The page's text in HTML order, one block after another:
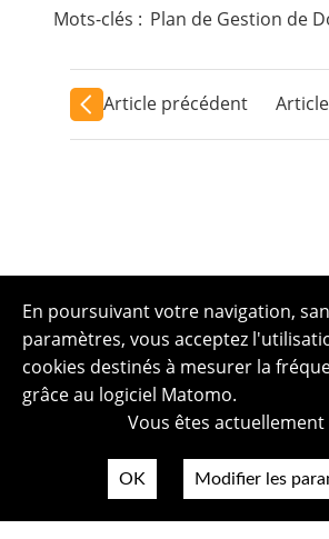
Mots-clés : Plan de Gestion de
Article précédent
En poursuivant votre navigation,
paramètres, vous acceptez
cookies destinés à mesurer la
grâce au logiciel Matomo.
Vous êtes actuellement
OK Modifier les